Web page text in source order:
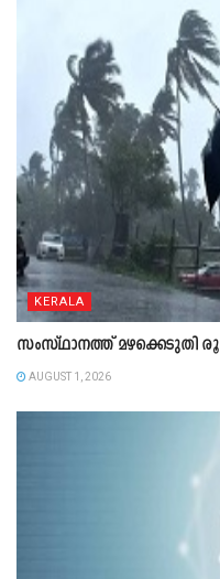
KERALA
സംസ്ഥാനത്ത് മഴക്കെടുതി
AUGUST 1, 2026